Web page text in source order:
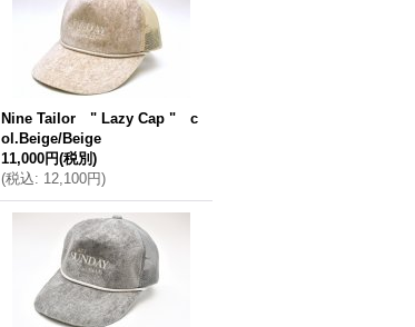
Nine Tailor " Lazy Cap " c
ol.Beige/Beige
11,000円(税別)
(税込: 12,100円)